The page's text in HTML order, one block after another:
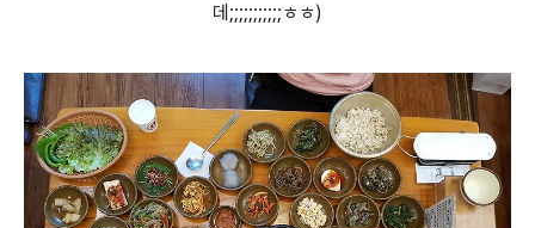
데;;;;;;;;;;;ㅎㅎ)